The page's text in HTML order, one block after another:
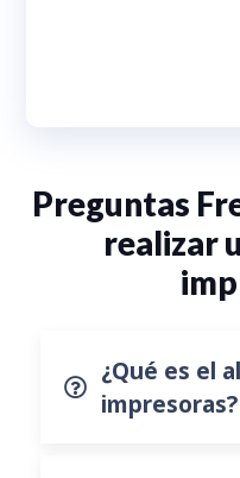
Preguntas
realizar
¿Qué es el
impresoras?